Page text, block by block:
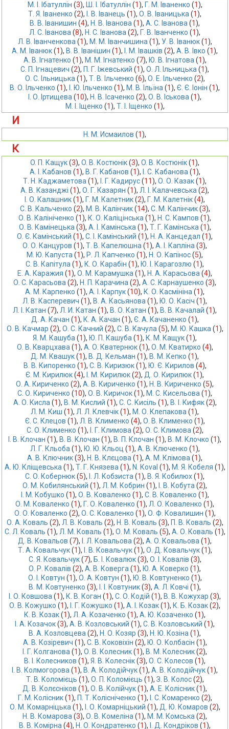
М. І. Ібатуллін (3), Ш. І. Ібатуллін (1), Г. М. Іваненко (1),
Т. Я. Іваненко (2), І. В. Іванець (1), О. В. Іваницька (1),
В. В. Іванишин (4), Н. В. Іванова (1), А. С. Іванова (1),
Л. С. Іванова (8), Н. С. Іванова (2), Г. В. Іванченко (1),
Л. В. Іванченкова (1), М. М. Іванчишина (1), У. В. Іванюк (1),
А. М. Іванюк (1), В. В. Іванішин (1), І. М. Івашків (2), А. В. Івко (1),
А. В. Ігнатенко (1), М. М. Ігнатенко (7), Ю. В. Ігнатова (1),
С. П. Ігнацевич (2), П. Г. Іжевський (1), О. Л. Ільницька (1),
О. С. Ільницька (1), Т. В. Ільченко (6), О. Е. Ільченко (2),
В. О. Ільченко (1), І. Ю. Ільченко (1), М. В. Ільїна (1), Є. Є. Іонін (1),
І. О. Іртищева (10), Н. В. Ісаченко (2), О. В. Іськова (1),
М. І. Іщенко (1), Т. І. Іщенко (1),
И
Н. М. Исмаилов (1),
К
O. П. Кaщук (3), O. В. Кocтюнiк (3), O. В. Кoстюнiк (1),
А. І. Кабанов (1), В. Г. Кабанов (1), І. С. Кабанова (1),
Т. Н. Каджаметова (1), І. Г. Кадирус (11), О. О. Казак (1),
А. В. Казанджі (1), О. Г. Казарян (1), Л. І. Калачевська (2),
І. О. Калашник (1), Г. М. Калетник (2), Г. М. Калетнік (4),
С. В. Кальченко (2), М. В. Калінчик (14), С. М. Калінчик (3),
О. В. Калініченко (1), К. О. Каліцінська (1), Н. С. Кампов (1),
О. В. Камінецька (3), А. І. Камінська (1), Т. Г. Камінська (1),
О. Є. Камінський (1), С. І. Камінський (1), Н. А. Канцедал (1),
О. О. Канцуров (1), Т. В. Капелюшна (1), А. І. Капліна (3),
М. Ю. Капуста (1), Р. Л. Капченко (1), Н. О. Капінос (5),
С. В. Капітула (1), К. О. Карабін (1), Ю. І. Карагозлю (1),
Е. А. Каражия (1), О. М. Карамушка (1), Н. А. Карасьова (4),
О. С. Карасьова (2), Н. П. Карачина (2), А. С. Карнаушенко (3),
А. М. Карпенко (1), А. І. Карпук (10), К. О. Касмініна (1),
Л. В. Касперевич (1), В. А. Касьянова (1), Ю. О. Касіч (1),
Л. І. Катан (7), Л. И. Катан (1), В. О. Катан (1), В. В. Качалай (1),
Д. А. Качан (1), К. А. Качан (1), Є. А. Качаненко (1),
О. В. Качмар (2), О. С. Качний (2), С. В. Качула (5), М. Ю. Кашка (1),
Я. М. Кашуба (1), Ю. П. Кашуба (1), К. М. Кащук (1),
О. В. Кварцхава (1), А. О. Кватернюк (1), О. М. Кватирко (4),
Д. М. Квашук (1), В. Д. Кельман (1), В. М. Кепко (1),
В. В. Кипоренко (1), С. В. Киризюк (1), Ю. Є. Кирилов (4),
Є. М. Кирилюк (4), І. М. Кирилюк (2), Д. О. Кирилюк (1),
О. А. Кириченко (2), А. В. Кириченко (1), Н. В. Кириченко (5),
С. О. Кириченко (10), О. В. Киричок (1), М. С. Кисельова (1),
А. О. Кисла (1), В. М. Кислий (1), С. С. Кисіль (1), В. І. Кифяк (2),
Л. М. Киш (1), Л. Л. Клевчік (1), М. О. Клепакова (1),
Є. С. Клецов (1), Л. В. Клименко (4), О. В. Клименко (1),
С. О. Клименко (1), І. Г. Климова (2), О. С. Климова (2),
І. В. Клочан (1), В. В. Клочан (1), В. П. Клочан (1), В. М. Клочко (1),
Л. Г. Кльоба (1), Ю. Ю. Кльоц (1), А. В. Ключенко (1),
А. В. Ключник (3), Н. В. Клєцова (1), А. М. Клімова (1),
А. Ю. Кліщевська (1), Т. Г. Князева (1), N. Коval (1), М. Я. Кобеля (1),
С. О. Кобернюк (5), І. Л. Кобзиста (1), В. Я. Кобилюх (1),
О. М. Кобилянський (1), Л. М. Кобрин (1), І. В. Кобута (2),
І. М. Кобушко (1), О. В. Коваленко (1), С. В. Коваленко (1),
О. М. Коваленко (1), Г. О. Коваленко (1), Л. О. Коваленко (1),
О. О. Коваленко (2), О. С. Коваленко (1), О. Ф. Ковалишин (1),
О. А. Коваль (2), Л. В. Коваль (2), Н. В. Коваль (3), П. В. Коваль (2),
С. Л. Коваль (1), Л. М. Коваль (1), О. М. Коваль (5), А. О. Коваль (1),
Д. В. Ковальов (7), І. Л. Ковальова (2), А. О. Ковальова (1),
Т. А. Ковальчук (1), І. В. Ковальчук (1), О. Д. Ковальчук (1),
С. Я. Ковальчук (7), Б. І. Ковалюк (3), О. І. Ковалів (3),
О. Р. Ковалів (2), А. В. Коверга (1), Ю. А. Коверко (1),
О. І. Ковтун (1), О. А. Ковтун (1), Ю. В. Ковтуненко (1),
В. М. Ковтуненко (3), І. І. Ковтуник (3), А. Л. Ковчі (1),
І. О. Ковшова (1), К. В. Коган (1), С. О. Кодій (1), В. В. Кожухар (3),
О. В. Кожушко (1), І. Г. Кожушко (1), А. І. Козак (1), К. Б. Козак (2),
К. В. Козак (1), Л. А. Козаченко (1), А. Ю. Козаченко (1),
І. А. Козачок (3), А. В. Козловський (1), С. В. Козловський (1),
В. А. Козловцева (2), Н. О. Козяр (3), Н. Ю. Козіна (1),
А. В. Козіревич (1), С. В. Коковіхін (2), Ю. О. Колбасін (1),
І. Г. Колганова (1), О. В. Колесник (1), В. М. Колесник (2),
В. І. Колесников (1), Я. В. Колеснік (3), О. С. Колесов (1),
І. В. Колмогорова (1), В. А. Колодійчук (1), А. В. Колодійчук (1),
Т. В. Коломієць (1), О. П. Коломієць (1), З. В. Колос (2),
Д. В. Колєсніков (1), О. В. Колійчук (1), А. Е. Колісник (1),
Г. М. Колісник (1), П. Т. Колісніченко (1), І. С. Комаренко (2),
О. М. Комарніцька (1), І. О. Комарніцький (1), Д. Ю. Комаров (2),
Н. В. Комарова (3), О. В. Комеліна (1), М. М. Комська (2),
В. В. Комірна (4), Н. О. Кондратенко (1), І. Д. Кондріков (1),